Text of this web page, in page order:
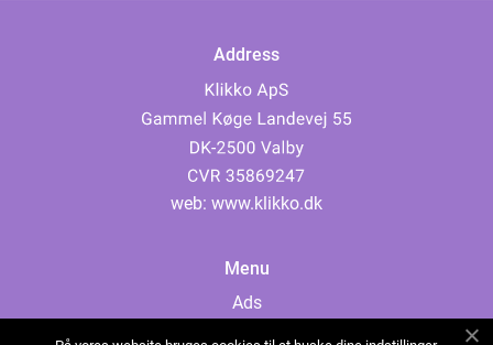
Address
web: www.klikko.dk
Menu
Ads